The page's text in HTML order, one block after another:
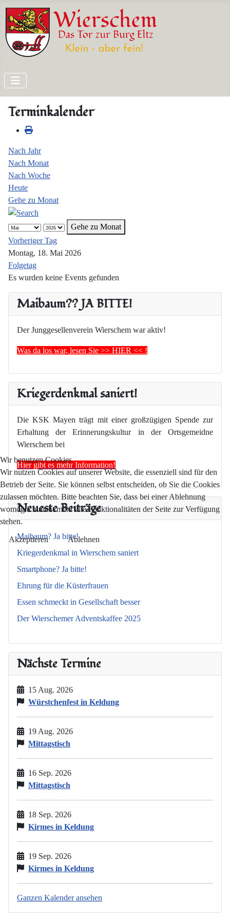
Maibaum?? JA BITTE!
Der Junggesellenverein Wierschem war aktiv!
Was da los war, lesen Sie >> HIER << !
Kriegerdenkmal saniert!
Die KSK Mayen trägt mit einer großzügigen Spende zur
Erhaltung der Erinnerungskultur in der Ortsgemeidne
Wierschem bei
Hier gibt es mehr Information!
Neueste Beiträge
Maibaum? Ja bitte!
Kriegerdenkmal in Wierschem saniert
Smartphone? Ja bitte!
Ehrung für die Küsterfrauen
Essen schmeckt in Gesellschaft besser
Der Wierschemer Adventskaffee 2025
Nächste Termine
15 Aug. 2026
Würstchenfest in Keldung
19 Aug. 2026
Mittagstisch
16 Sep. 2026
Mittagstisch
18 Sep. 2026
Kirmes in Keldung
19 Sep. 2026
Kirmes in Keldung
Ganzen Kalender ansehen
Terminkalender
Nach Jahr
Nach Monat
Nach Woche
Heute
Gehe zu Monat
Gehe zu Monat
Vorheriger Tag
Montag, 18. Mai 2026
Folgetag
Es wurden keine Events gefunden
Wir benutzen Cookies
Wir nutzen Cookies auf unserer Website, die essenziell sind für den
Betrieb der Seite. Sie können selbst entscheiden, ob Sie die Cookies
zulassen möchten. Bitte beachten Sie, dass bei einer Ablehnung
womöglich nicht mehr alle Funktionalitäten der Seite zur Verfügung
stehen.
Akzeptieren Ablehnen